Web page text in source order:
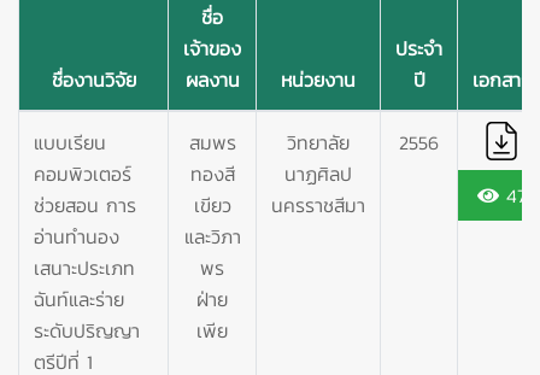
ชื่องานวิจัย
ชื่อ
เจ้าของ
ผลงาน
หน่วยงาน
ประจำ
ปี
เอกสาร
แบบเรียน
คอมพิวเตอร์
ช่วยสอน การ
อ่านทำนอง
เสนาะประเภท
ฉันท์และร่าย
ระดับปริญญา
ตรีปีที่ 1
สมพร
ทองสี
เขียว
และวิภา
พร
ฝ่าย
เพีย
วิทยาลัย
นาฏศิลป
นครราชสีมา
2556
47